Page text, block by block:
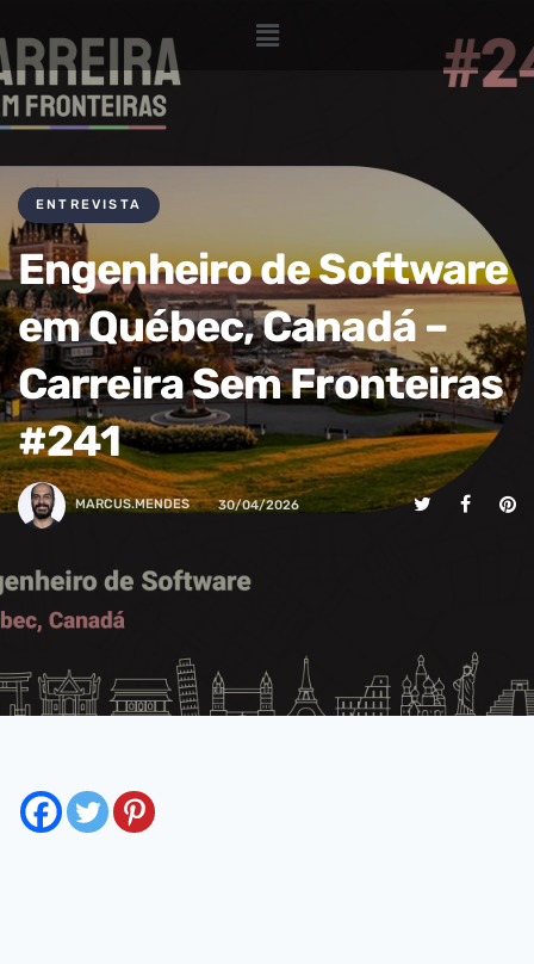
ENTREVISTA
Engenheiro de Software
em Québec, Canadá –
Carreira Sem Fronteiras
#241
MARCUS.MENDES 30/04/2026